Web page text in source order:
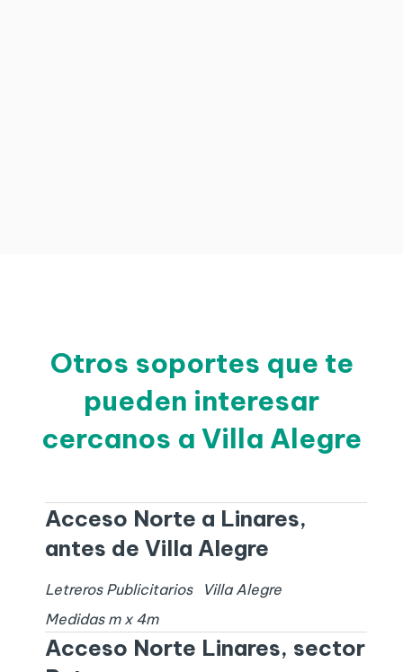
Otros soportes que te
pueden interesar
cercanos a Villa Alegre
Acceso Norte a Linares,
antes de Villa Alegre
Letreros Publicitarios
Villa Alegre
Medidas m x 4m
Acceso Norte Linares, sector